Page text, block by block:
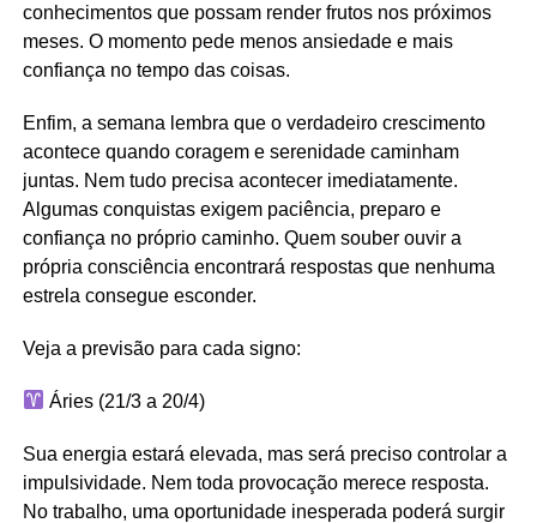
conhecimentos que possam render frutos nos próximos
meses. O momento pede menos ansiedade e mais
confiança no tempo das coisas.
Enfim, a semana lembra que o verdadeiro crescimento
acontece quando coragem e serenidade caminham
juntas. Nem tudo precisa acontecer imediatamente.
Algumas conquistas exigem paciência, preparo e
confiança no próprio caminho. Quem souber ouvir a
própria consciência encontrará respostas que nenhuma
estrela consegue esconder.
Veja a previsão para cada signo:
Áries (21/3 a 20/4)
Sua energia estará elevada, mas será preciso controlar a
impulsividade. Nem toda provocação merece resposta.
No trabalho, uma oportunidade inesperada poderá surgir